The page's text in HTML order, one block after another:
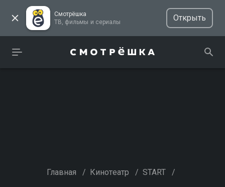
Смотрёшка
ТВ, фильмы и сериалы
Открыть
Главная / Кинотеатр / START /